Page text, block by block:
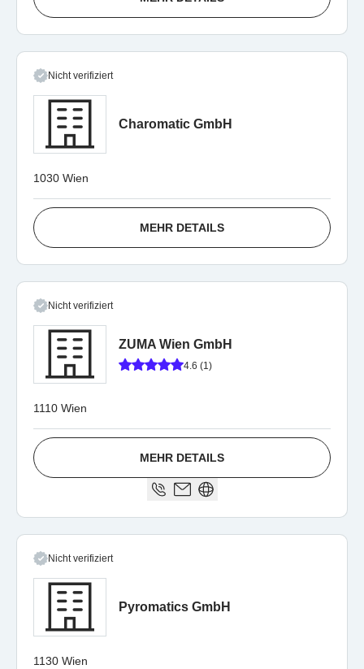
Nicht verifiziert
Charomatic GmbH
1030 Wien
MEHR DETAILS
Nicht verifiziert
ZUMA Wien GmbH
4.6 (1)
1110 Wien
MEHR DETAILS
Nicht verifiziert
Pyromatics GmbH
1130 Wien